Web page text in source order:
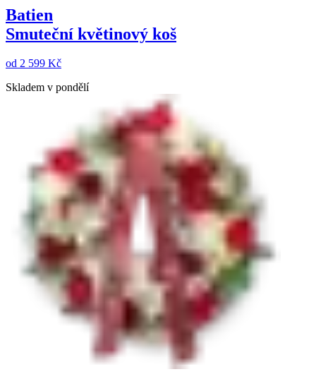
Batien
Smuteční květinový koš
od 2 599 Kč
Skladem v pondělí